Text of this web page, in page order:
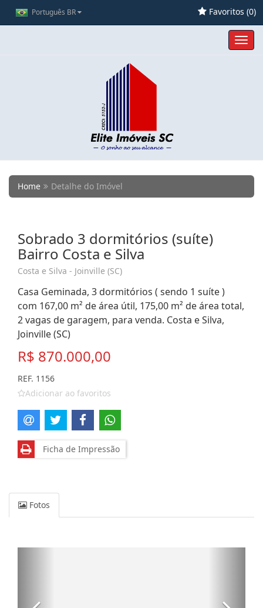
Português BR Favoritos (0)
Home Detalhe do Imóvel
Sobrado 3 dormitórios (suíte)
Bairro Costa e Silva
Costa e Silva - Joinville (SC)
Casa Geminada, 3 dormitórios ( sendo 1 suíte )
com 167,00 m² de área útil, 175,00 m² de área total,
2 vagas de garagem, para venda. Costa e Silva,
Joinville (SC)
R$ 870.000,00
REF. 1156
Adicionar ao favoritos
Ficha de Impressão
Fotos